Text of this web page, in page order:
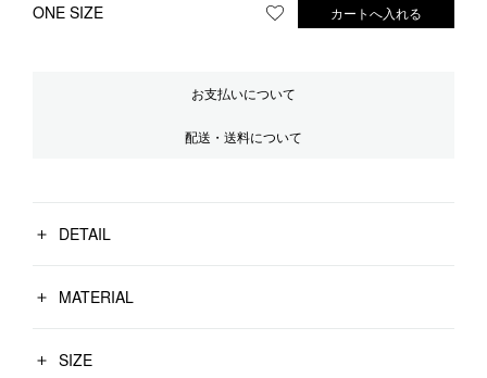
ONE SIZE お気に入りに登録する
カートへ入れる
お支払いについて
配送・送料について
DETAIL
MATERIAL
SIZE